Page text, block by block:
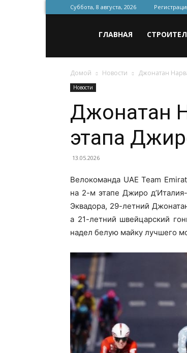
Суббота, 8 августа, 2026
для
строительства
и
ремонта
ГЛАВНАЯ
Домой Новости Джонатан
Новости
Джонатан
этапа
13.05.2026
Велокоманда UAE Team
на 2-м этапе Джиро
Эквадора, 29-летний
а 21-летний швейцарский
надел белую майку лучшего